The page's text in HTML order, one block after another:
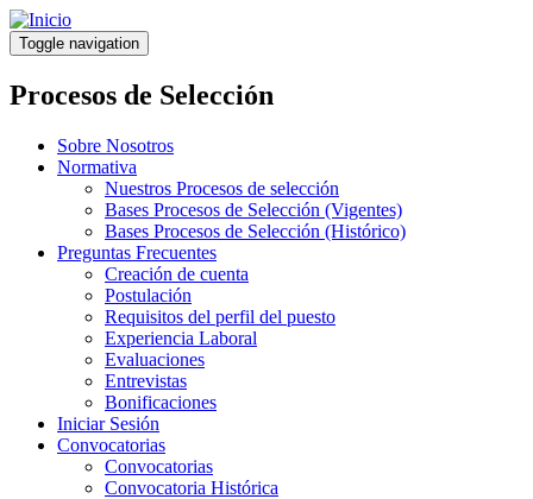
Pasar
al
contenido
principal
Toggle navigation
Procesos de Selección
Sobre Nosotros
Normativa
Nuestros Procesos de selección
Bases Procesos de Selección (Vigentes)
Bases Procesos de Selección (Histórico)
Preguntas Frecuentes
Creación de cuenta
Postulación
Requisitos del perfil del puesto
Experiencia Laboral
Evaluaciones
Entrevistas
Bonificaciones
Iniciar Sesión
Convocatorias
Convocatorias
Convocatoria Histórica